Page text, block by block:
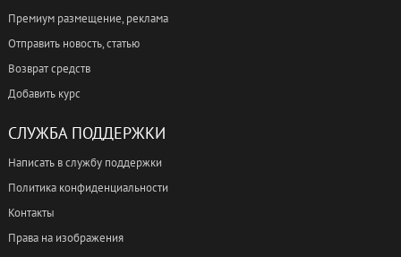
Премиум размещение, реклама
Отправить новость, статью
Возврат средств
Добавить курс
СЛУЖБА ПОДДЕРЖКИ
Написать в службу поддержки
Политика конфиденциальности
Контакты
Права на изображения